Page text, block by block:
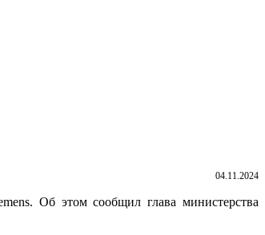
04.11.2024
Об этом сообщил глава министерства